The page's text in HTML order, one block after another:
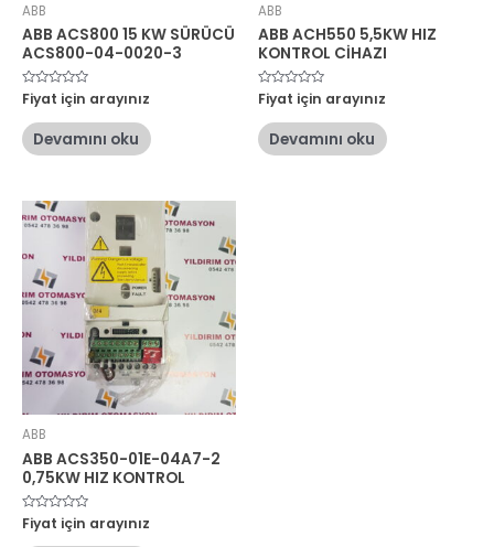
ABB
ABB ACS800 15 KW SÜRÜCÜ
ACS800-04-0020-3
5
üzerinden
oy
aldı
Fiyat için arayınız
Devamını oku
ABB
ABB ACH550 5,5KW HIZ
KONTROL CİHAZI
5
üzerinden
oy
aldı
Fiyat için arayınız
Devamını oku
ABB
ABB ACS350-01E-04A7-2
0,75KW HIZ KONTROL
5
üzerinden
Fiyat için arayınız